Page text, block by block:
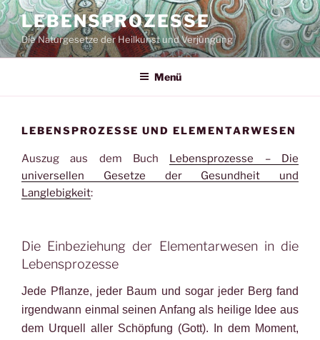
Zum
Inhalt
springen
LEBENSPROZESSE
Die Naturgesetze der Heilkunst und Verjüngung
Menü
LEBENSPROZESSE UND ELEMENTARWESEN
Auszug aus dem Buch Lebensprozesse – Die
universellen Gesetze der Gesundheit und
Langlebigkeit:
Die Einbeziehung der Elementarwesen in die
Lebensprozesse
Jede Pflanze, jeder Baum und sogar jeder Berg fand
irgendwann einmal seinen Anfang als heilige Idee aus
dem Urquell aller Schöpfung (Gott). In dem Moment,